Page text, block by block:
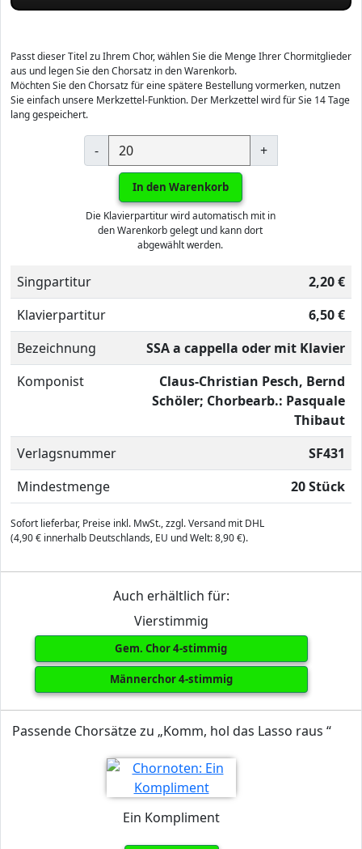
Passt dieser Titel zu Ihrem Chor, wählen Sie die Menge Ihrer Chormitglieder
aus und legen Sie den Chorsatz in den Warenkorb.
Möchten Sie den Chorsatz für eine spätere Bestellung vormerken, nutzen
Sie einfach unsere Merkzettel-Funktion. Der Merkzettel wird für Sie 14 Tage
lang gespeichert.
- +
In den Warenkorb
Die Klavierpartitur wird automatisch mit in
den Warenkorb gelegt und kann dort
abgewählt werden.
Singpartitur
2,20 €
Klavierpartitur
6,50 €
Bezeichnung
SSA a cappella oder mit Klavier
Komponist
Claus-Christian Pesch, Bernd
Schöler; Chorbearb.: Pasquale
Thibaut
Verlagsnummer
SF431
Mindestmenge
20 Stück
Sofort lieferbar, Preise inkl. MwSt., zzgl. Versand mit DHL
(4,90 € innerhalb Deutschlands, EU und Welt: 8,90 €).
Auch erhältlich für:
Vierstimmig
Gem. Chor 4-stimmig
Männerchor 4-stimmig
Passende Chorsätze zu „Komm, hol das Lasso raus “
Ein Kompliment